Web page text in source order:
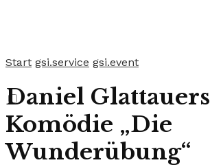
Start gsi.service gsi.event
Daniel Glattauers
Komödie „Die
Wunderübung“